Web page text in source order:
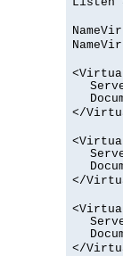
</
</
</